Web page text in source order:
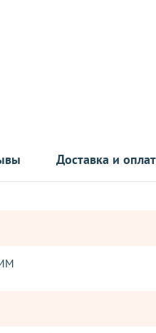
Доставка и